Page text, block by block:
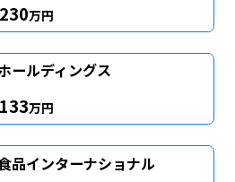
万円
ールディングス
万円
品インターナショナル